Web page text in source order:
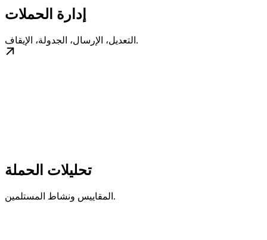
إدارة الحملات
التعديل، الإرسال، الجدولة، الإيقاف.
تحليلات الحملة
المقاييس ونشاط المستلمين.